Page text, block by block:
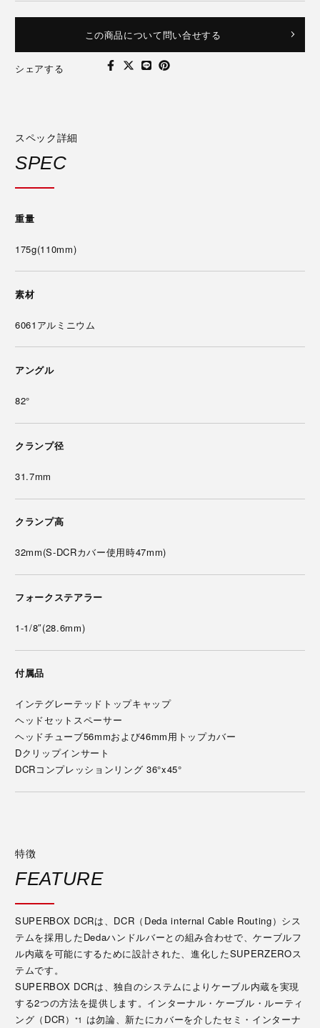
この商品について問い合せする
シェアする
スペック詳細
SPEC
重量
175g(110mm)
素材
6061アルミニウム
アングル
82°
クランプ径
31.7mm
クランプ高
32mm(S-DCRカバー使用時47mm)
フォークステアラー
1-1/8″(28.6mm)
付属品
インテグレーテッドトップキャップ
ヘッドセットスペーサー
ヘッドチューブ56mmおよび46mm用トップカバー
Dクリップインサート
DCRコンプレッションリング 36°x45°
特徴
FEATURE
SUPERBOX DCRは、DCR（Deda internal Cable Routing）シス
テムを採用したDedaハンドルバーとの組み合わせで、ケーブルフ
ル内蔵を可能にするために設計された、進化したSUPERZEROス
テムです。
SUPERBOX DCRは、独自のシステムによりケーブル内蔵を実現
する2つの方法を提供します。インターナル・ケーブル・ルーティ
ング（DCR） *1 は勿論、新たにカバーを介したセミ・インターナ